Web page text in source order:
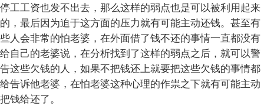
停工工资也发不出去，那么这样的弱点也是可以被利用起来
的，最后因为迫于这方面的压力就有可能主动还钱。甚至有
些人会非常的怕老婆，在外面借了钱不还的事情一直都没有
给自己的老婆说，在分析找到了这样的弱点之后，就可以警
告这些欠钱的人，如果不把钱还上就要把这些欠钱的事情都
给告诉他老婆，在怕老婆这种心理的作祟之下就有可能主动
把钱给还了。